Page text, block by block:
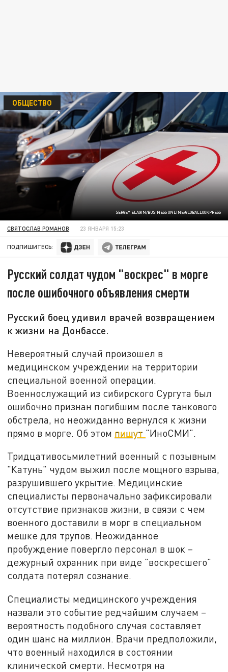
SERGEY ELAGIN/BUSINESS ONLINE/GLOBALLOOKPRESS
ОБЩЕСТВО
СВЯТОСЛАВ РОМАНОВ 23 ЯНВАРЯ 15:23
ПОДПИШИТЕСЬ:
Русский солдат чудом "воскрес" в морге
после ошибочного объявления смерти
Русский боец удивил врачей возвращением
к жизни на Донбассе.
Невероятный случай произошел в
медицинском учреждении на территории
специальной военной операции.
Военнослужащий из сибирского Сургута был
ошибочно признан погибшим после танкового
обстрела, но неожиданно вернулся к жизни
прямо в морге. Об этом пишут "ИноСМИ".
Тридцативосьмилетний военный с позывным
"Катунь" чудом выжил после мощного взрыва,
разрушившего укрытие. Медицинские
специалисты первоначально зафиксировали
отсутствие признаков жизни, в связи с чем
военного доставили в морг в специальном
мешке для трупов. Неожиданное
пробуждение повергло персонал в шок –
дежурный охранник при виде "воскресшего"
солдата потерял сознание.
Специалисты медицинского учреждения
назвали это событие редчайшим случаем –
вероятность подобного случая составляет
один шанс на миллион. Врачи предположили,
что военный находился в состоянии
клинической смерти. Несмотря на